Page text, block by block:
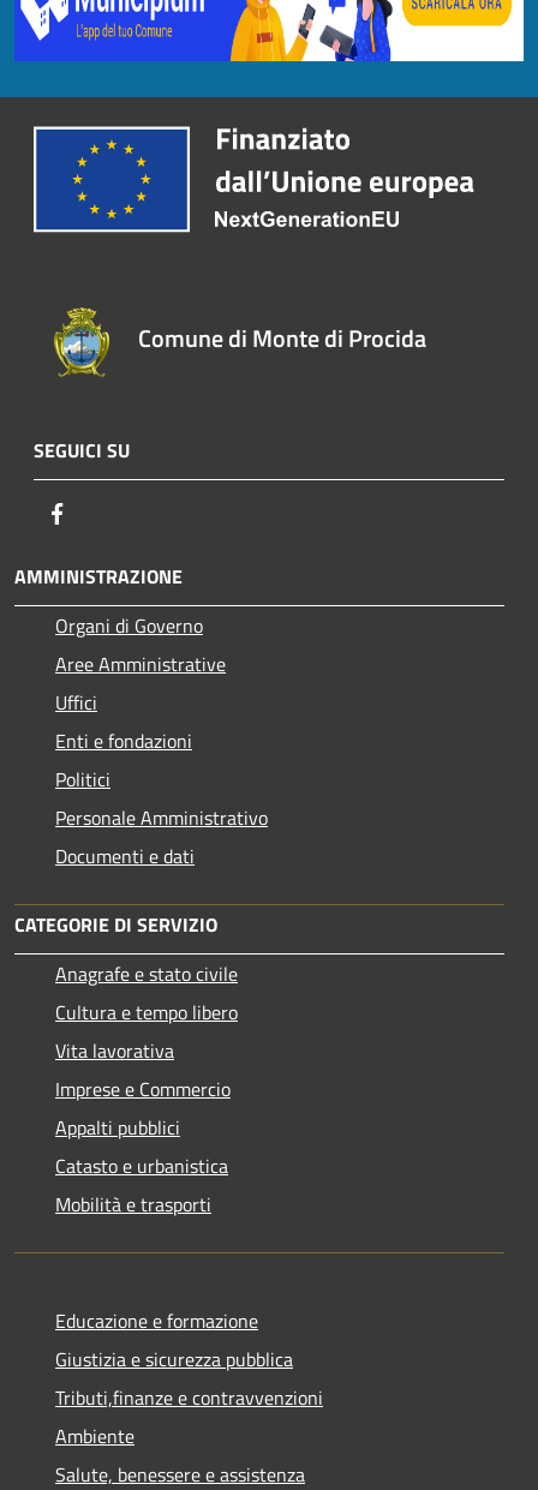
Comune di Monte di Procida
SEGUICI SU
AMMINISTRAZIONE
Organi di Governo
Aree Amministrative
Uffici
Enti e fondazioni
Politici
Personale Amministrativo
Documenti e dati
CATEGORIE DI SERVIZIO
Anagrafe e stato civile
Cultura e tempo libero
Vita lavorativa
Imprese e Commercio
Appalti pubblici
Catasto e urbanistica
Mobilità e trasporti
Educazione e formazione
Giustizia e sicurezza pubblica
Tributi,finanze e contravvenzioni
Ambiente
Salute, benessere e assistenza